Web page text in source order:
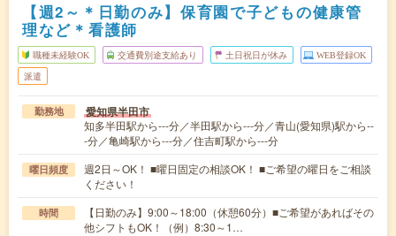
【週2～＊日勤のみ】保育園で子どもの健康管
理など＊看護師
職種未経験OK 交通費別途支給あり 土日祝日が休み WEB登録OK
派遣
勤務地 愛知県半田市
知多半田駅から---分／半田駅から---分／青山(愛知県)駅から--
-分／亀崎駅から---分／住吉町駅から---分
曜日頻度
週2日～OK！ ■曜日固定の相談OK！ ■ご希望の曜日をご相談
ください！
時間
【日勤のみ】9:00～18:00（休憩60分）■ご希望があればその
他シフトもOK！（例）8:30～1…